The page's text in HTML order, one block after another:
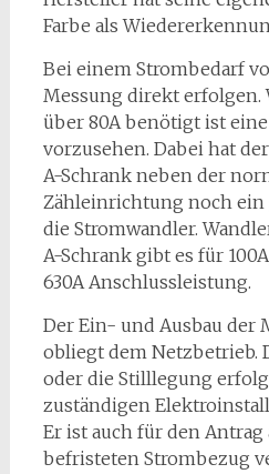
Farbe als
Bei einem Strombedarf
Messung direkt erfolgen.
über 80A benötigt ist
vorzusehen. Dabei hat
A-Schrank neben der
Zähleinrichtung noch ein
die Stromwandler.
A-Schrank gibt es für
630A Anschlussleistung.
Der Ein- und Ausbau der
obliegt dem Netzbetrieb.
oder die Stilllegung
zuständigen
Er ist auch für den
befristeten Strombezug